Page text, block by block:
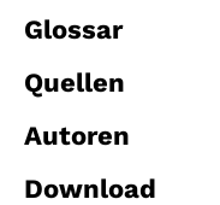
Glossar
Quellen
Autoren
Download